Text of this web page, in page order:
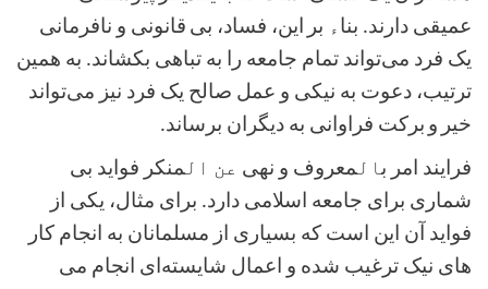
عمیقی دارند. بنا ء بر این، فساد، بی ‌قانونی و نافرمانی
یک فرد می‌تواند تمام جامعه را به تباهی بکشاند. به همین
ترتیب، دعوت به نیکی و عمل صالح یک فرد نیز می‌تواند
خیر و برکت فراوانی به دیگران برساند.
فرایند امر بالمعروف و نهی عن المنکر فواید بی‌
شماری برای جامعه اسلامی دارد. برای مثال، یکی از
فواید آن این است که بسیاری از مسلمانان به انجام کار
های نیک ترغیب شده و اعمال شایسته‌ای انجام می‌